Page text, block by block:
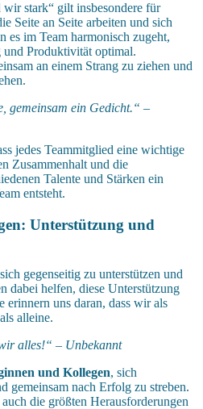
stark“ gilt insbesondere für
Seite an Seite arbeiten und sich
es im Team harmonisch zugeht,
Produktivität optimal.
an einem Strang zu ziehen und
gemeinsam ein Gedicht.“ –
jedes Teammitglied eine wichtige
Zusammenhalt und die
Talente und Stärken ein
entsteht.
Unterstützung und
gegenseitig zu unterstützen und
dabei helfen, diese Unterstützung
uns daran, dass wir als
alleine.
alles!“ – Unbekannt
und Kollegen, sich
gemeinsam nach Erfolg zu streben.
die größten Herausforderungen